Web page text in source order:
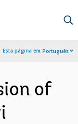
Esta página em:Português
of